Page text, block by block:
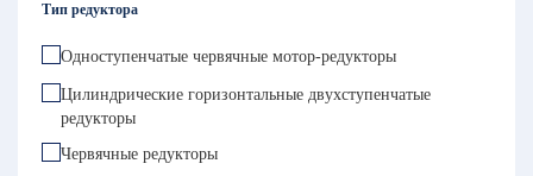
Тип редуктора
Одноступенчатые червячные мотор-редукторы
Цилиндрические горизонтальные двухступенчатые
редукторы
Червячные редукторы